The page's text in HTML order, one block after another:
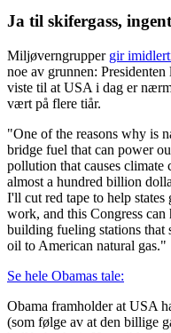
Ja til skifergass,
Miljøverngrupper gir
noe av grunnen:
viste til at USA i dag er
vært på flere tiår.
"One of the reasons why is
bridge fuel that can power
pollution that causes climate
almost a hundred billion
I'll cut red tape to help
work, and this Congress
building fueling stations that
oil to American natural gas."
Se hele Obamas tale:
Obama framholder at USA
(som følge av at den billige